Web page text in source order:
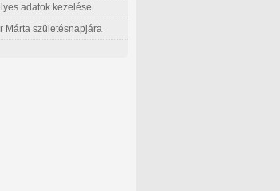
adatok kezelése
Márta születésnapjára